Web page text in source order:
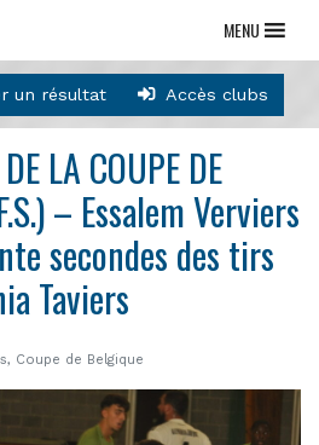
un résultat Accès clubs
MENU
LA COUPE DE
– Essalem Verviers
secondes des tirs
Taviers
, Coupe de Belgique